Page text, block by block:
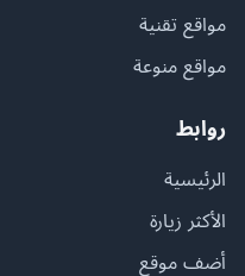
مواقع تقنية
مواقع منوعة
روابط
الرئيسية
الأكثر زيارة
أضف موقع